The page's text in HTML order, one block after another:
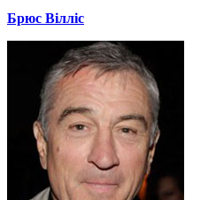
Брюс Вілліс